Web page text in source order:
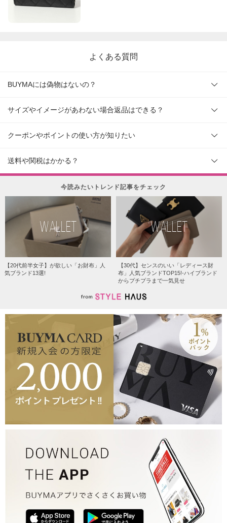
よくある質問
BUYMAには偽物はないの？
サイズやイメージがあわない場合返品はできる？
クーポンやポイントの使い方が知りたい
送料や関税はかかる？
今読みたいトレンド記事をチェック
WALLET
【20代前半女子】が欲しい「お財布」人
気ブランド13選!
WALLET
【30代】センスのいい「レディース財
布」人気ブランドTOP15!-ハイブランド
からプチプラまで一気見せ